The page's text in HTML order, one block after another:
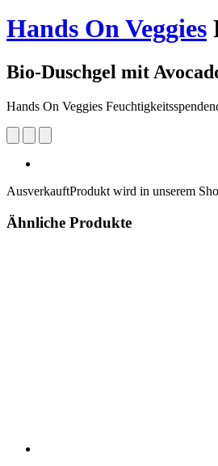
Hands On Veggies
Bio-Duschgel mit
Hands On Veggies
AusverkauftProdukt wird in unserem
Ähnliche Produkte